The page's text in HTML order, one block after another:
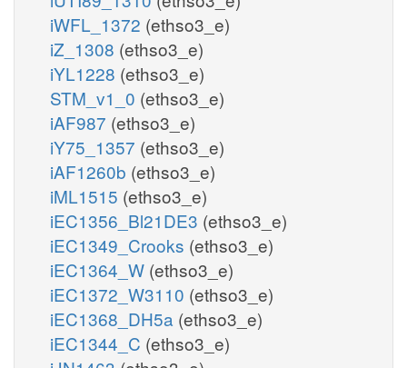
iWFL_1372 (ethso3_e)
iZ_1308 (ethso3_e)
iYL1228 (ethso3_e)
STM_v1_0 (ethso3_e)
iAF987 (ethso3_e)
iY75_1357 (ethso3_e)
iAF1260b (ethso3_e)
iML1515 (ethso3_e)
iEC1356_Bl21DE3 (ethso3_e)
iEC1349_Crooks (ethso3_e)
iEC1364_W (ethso3_e)
iEC1372_W3110 (ethso3_e)
iEC1368_DH5a (ethso3_e)
iEC1344_C (ethso3_e)